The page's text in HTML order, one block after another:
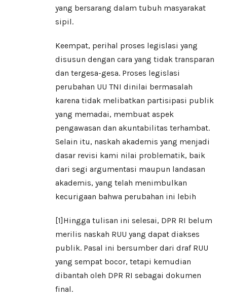
yang bersarang dalam tubuh masyarakat
sipil.
Keempat, perihal proses legislasi yang
disusun dengan cara yang tidak transparan
dan tergesa-gesa. Proses legislasi
perubahan UU TNI dinilai bermasalah
karena tidak melibatkan partisipasi publik
yang memadai, membuat aspek
pengawasan dan akuntabilitas terhambat.
Selain itu, naskah akademis yang menjadi
dasar revisi kami nilai problematik, baik
dari segi argumentasi maupun landasan
akademis, yang telah menimbulkan
kecurigaan bahwa perubahan ini lebih
[1] Hingga tulisan ini selesai, DPR RI belum
merilis naskah RUU yang dapat diakses
publik. Pasal ini bersumber dari draf RUU
yang sempat bocor, tetapi kemudian
dibantah oleh DPR RI sebagai dokumen
final.